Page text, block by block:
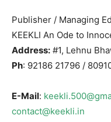
Publisher / Managing
KEEKLI An Ode to
Address: #1, Lehnu
Ph: 92186 21796 /
E-Mail:
contact@keekli.in